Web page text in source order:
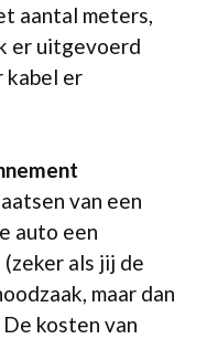
aantal meters,
er uitgevoerd
kabel er
van een
auto een
als jij de
maar dan
kosten van